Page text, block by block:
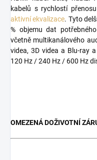
kabelů s rychlostí
aktivní ekvalizace. Tyto
% objemu dat
včetně multikanálového
videa, 3D videa a Blu-ray
120 Hz / 240 Hz / 600 Hz
OMEZENÁ DOŽIVOTNÍ